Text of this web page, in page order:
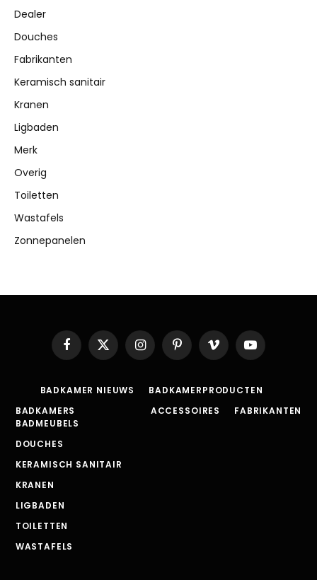
Dealer
Douches
Fabrikanten
Keramisch sanitair
Kranen
Ligbaden
Merk
Overig
Toiletten
Wastafels
Zonnepanelen
Facebook
X
(Twitter)
InstagramPinterestVimeo YouTube
BADKAMER NIEUWS
BADKAMERPRODUCTEN
BADKAMERS
BADMEUBELS
DOUCHES
KERAMISCH SANITAIR
KRANEN
LIGBADEN
TOILETTEN
WASTAFELS
ACCESSOIRES FABRIKANTEN